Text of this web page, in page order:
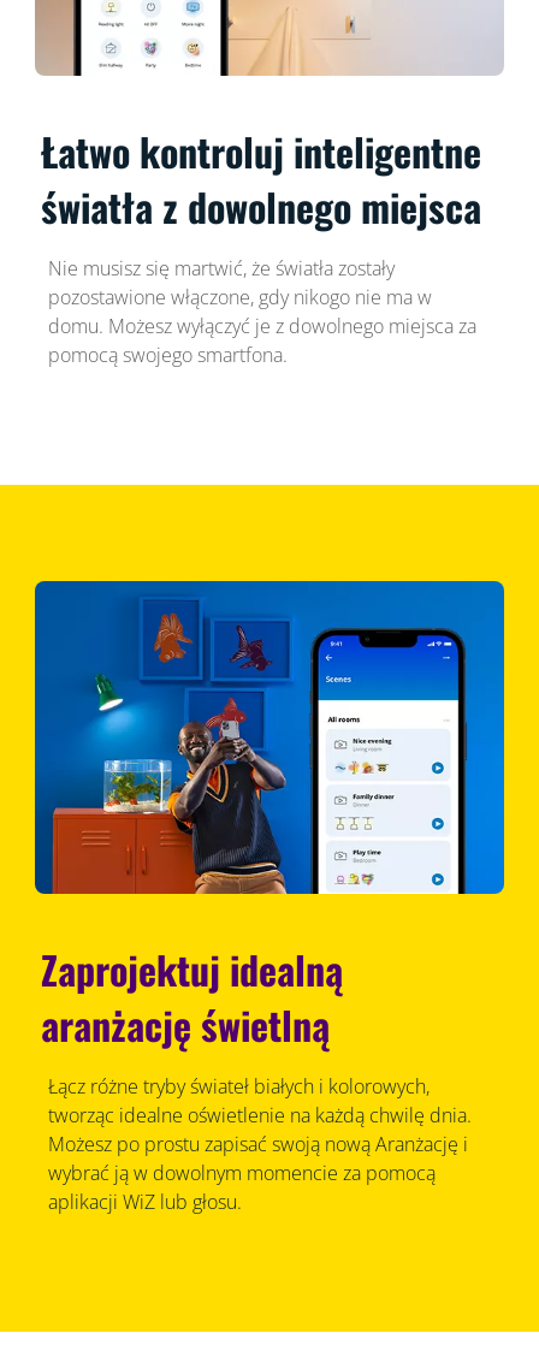
Łatwo kontroluj inteligentne
światła z dowolnego miejsca
Nie musisz się martwić, że światła zostały
pozostawione włączone, gdy nikogo nie ma w
domu. Możesz wyłączyć je z dowolnego miejsca za
pomocą swojego smartfona.
Zaprojektuj idealną
aranżację świetlną
Łącz różne tryby świateł białych i kolorowych,
tworząc idealne oświetlenie na każdą chwilę dnia.
Możesz po prostu zapisać swoją nową Aranżację i
wybrać ją w dowolnym momencie za pomocą
aplikacji WiZ lub głosu.